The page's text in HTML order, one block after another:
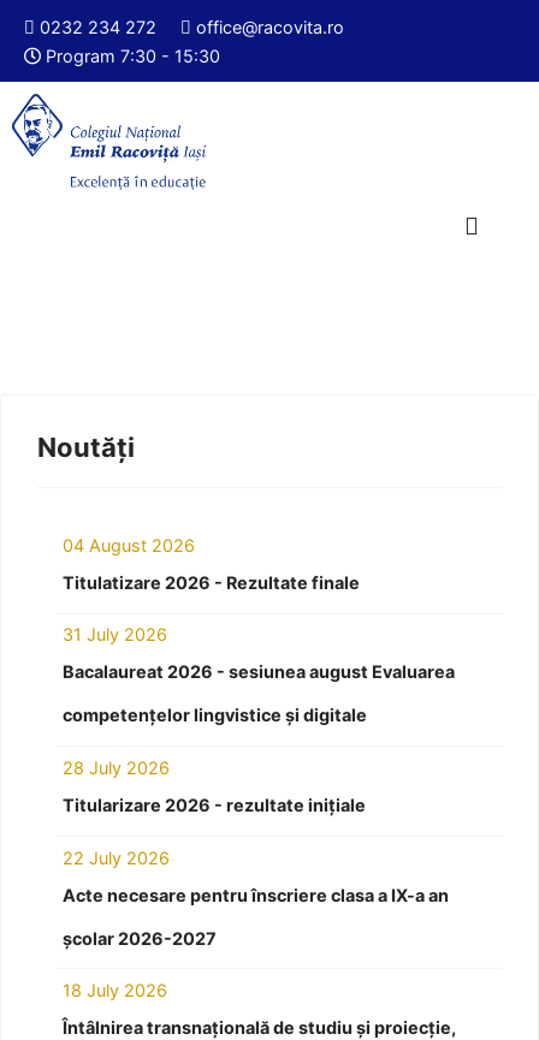
0232 234 272
office@racovita.ro
Program 7:30 - 15:30
Noutăți
04 August 2026
Titulatizare 2026 - Rezultate finale
31 July 2026
Bacalaureat 2026 - sesiunea august Evaluarea
competențelor lingvistice și digitale
28 July 2026
Titularizare 2026 - rezultate inițiale
22 July 2026
Acte necesare pentru înscriere clasa a IX-a an
școlar 2026-2027
18 July 2026
Întâlnirea transnațională de studiu și proiecție,